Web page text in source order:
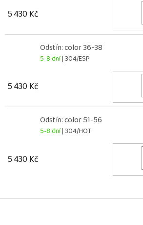
5 430 Kč
Odstín: color 36-38
5-8 dní| 304/ESP
5 430 Kč
Odstín: color 51-56
5-8 dní| 304/HOT
5 430 Kč
Z